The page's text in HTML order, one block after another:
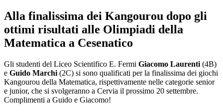
Alla finalissima dei Kangourou dopo gli
ottimi risultati alle Olimpiadi della
Matematica a Cesenatico
Gli studenti del Liceo Scientifico E. Fermi Giacomo Laurenti (4B)
e Guido Marchi (2C) si sono qualificati per la finalissima dei giochi
Kangourou della Matematica, rispettivamente nelle categorie senior
e junior, che si svolgeranno a Cervia il prossimo 20 settembre.
Complimenti a Guido e Giacomo!